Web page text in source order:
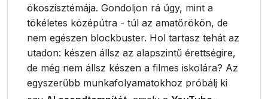
ökoszisztémája. Gondoljon rá úgy, mint a
tökéletes középútra - túl az amatőrökön, de
nem egészen blockbuster. Hol tartasz tehát az
utadon: készen állsz az alapszintű érettségire,
de még nem állsz készen a filmes iskolára? Az
egyszerűbb munkafolyamatokhoz próbálj ki